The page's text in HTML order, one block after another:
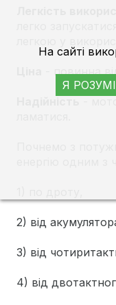
- повинна
2) від
3) від
4) від
На сайті
Я